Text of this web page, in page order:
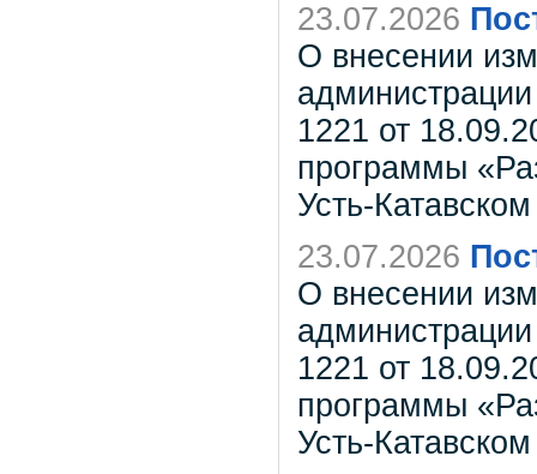
23.07.2026
О внесении
администрации
1221 от
программы
Усть-
23.07.2026
О внесении
администрации
1221 от
программы
Усть-